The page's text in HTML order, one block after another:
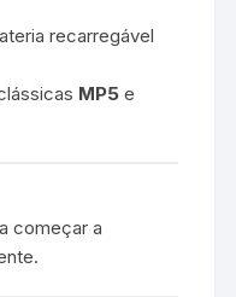
recarregável
MP5 e
começar a